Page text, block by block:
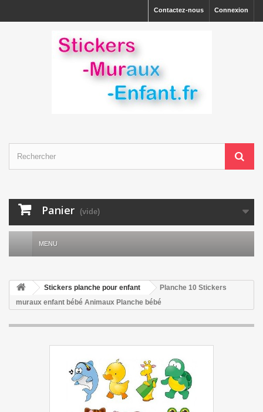
Connexion
Contactez-nous
Panier (vide)
MENU
Stickers planche pour enfant
Planche 10 Stickers
muraux enfant bébé Animaux Planche bébé